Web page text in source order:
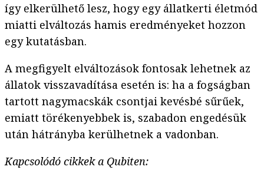
így elkerülhető lesz, hogy egy állatkerti életmód
miatti elváltozás hamis eredményeket hozzon
egy kutatásban.
A megfigyelt elváltozások fontosak lehetnek az
állatok visszavadítása esetén is: ha a fogságban
tartott nagymacskák csontjai kevésbé sűrűek,
emiatt törékenyebbek is, szabadon engedésük
után hátrányba kerülhetnek a vadonban.
Kapcsolódó cikkek a Qubiten: